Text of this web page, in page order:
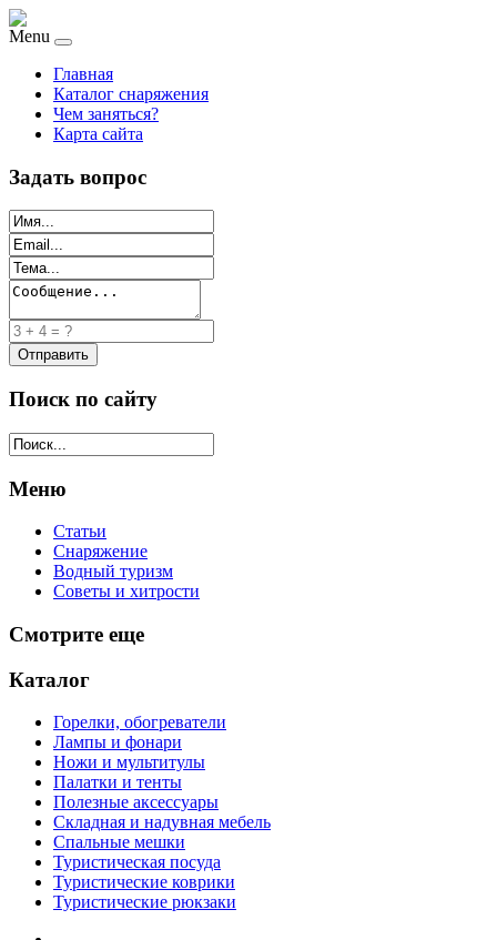
Menu
Главная
Каталог снаряжения
Чем заняться?
Карта сайта
Задать вопрос
Поиск по сайту
Меню
Статьи
Снаряжение
Водный туризм
Советы и хитрости
Смотрите еще
Каталог
Горелки, обогреватели
Лампы и фонари
Ножи и мультитулы
Палатки и тенты
Полезные аксессуары
Складная и надувная мебель
Спальные мешки
Туристическая посуда
Туристические коврики
Туристические рюкзаки